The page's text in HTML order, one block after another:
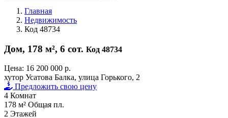
Главная
Недвижимость
Код 48734
Дом, 178 м², 6 сот. Код 48734
Цена: 16 200 000 р.
хутор Усатова Балка, улица Горького, 2
Предложить свою цену
4 Комнат
178 м² Общая пл.
2 Этажей